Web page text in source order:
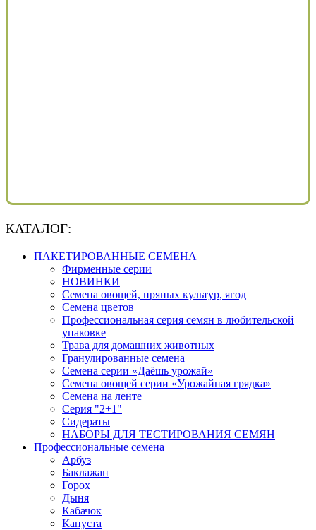
КАТАЛОГ:
ПАКЕТИРОВАННЫЕ СЕМЕНА
Фирменные серии
НОВИНКИ
Семена овощей, пряных культур, ягод
Семена цветов
Профессиональная серия семян в любительской
упаковке
Трава для домашних животных
Гранулированные семена
Семена серии «Даёшь урожай»
Семена овощей серии «Урожайная грядка»
Семена на ленте
Серия "2+1"
Сидераты
НАБОРЫ ДЛЯ ТЕСТИРОВАНИЯ СЕМЯН
Профессиональные семена
Арбуз
Баклажан
Горох
Дыня
Кабачок
Капуста